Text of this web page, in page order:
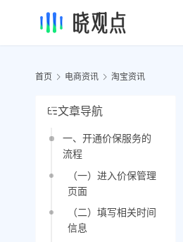
首页 电商资讯 淘宝资讯
文章导航
一、开通价保服务的
流程
（一）进入价保管理
页面
（二）填写相关时间
信息